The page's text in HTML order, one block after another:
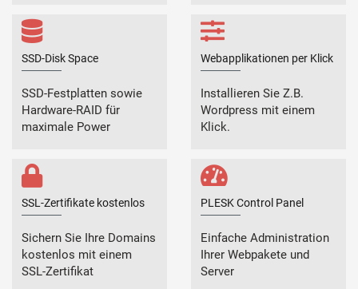
SSD-Disk Space
SSD-Festplatten sowie
Hardware-RAID für
maximale Power
Webapplikationen per Klick
Installieren Sie Z.B.
Wordpress mit einem
Klick.
SSL-Zertifikate kostenlos
Sichern Sie Ihre Domains
kostenlos mit einem
SSL-Zertifikat
PLESK Control Panel
Einfache Administration
Ihrer Webpakete und
Server